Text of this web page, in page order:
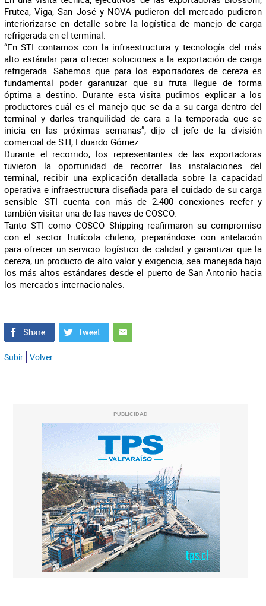
Frutea, Viga, San José y NOVA pudieron del mercado pudieron
interiorizarse en detalle sobre la logística de manejo de carga
refrigerada en el terminal.
“En STI contamos con la infraestructura y tecnología del más
alto estándar para ofrecer soluciones a la exportación de carga
refrigerada. Sabemos que para los exportadores de cereza es
fundamental poder garantizar que su fruta llegue de forma
óptima a destino. Durante esta visita pudimos explicar a los
productores cuál es el manejo que se da a su carga dentro del
terminal y darles tranquilidad de cara a la temporada que se
inicia en las próximas semanas”, dijo el jefe de la división
comercial de STI, Eduardo Gómez.
Durante el recorrido, los representantes de las exportadoras
tuvieron la oportunidad de recorrer las instalaciones del
terminal, recibir una explicación detallada sobre la capacidad
operativa e infraestructura diseñada para el cuidado de su carga
sensible -STI cuenta con más de 2.400 conexiones reefer y
también visitar una de las naves de COSCO.
Tanto STI como COSCO Shipping reafirmaron su compromiso
con el sector frutícola chileno, preparándose con antelación
para ofrecer un servicio logístico de calidad y garantizar que la
cereza, un producto de alto valor y exigencia, sea manejada bajo
los más altos estándares desde el puerto de San Antonio hacia
los mercados internacionales.
Subir Volver
PUBLICIDAD